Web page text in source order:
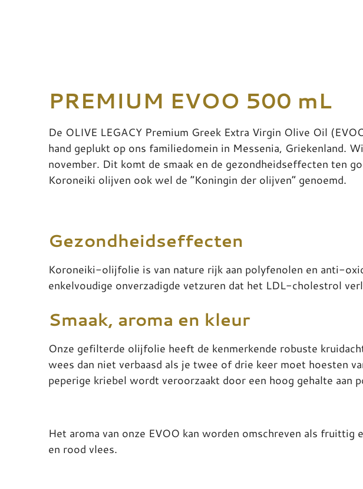
PREMIUM EVOO 500 mL
De OLIVE LEGACY Premium Greek Extra Virgin Olive Oil
hand geplukt op ons familiedomein in Messenia, Griekenland.
november. Dit komt de smaak en de gezondheidseffecten ten
Koroneiki olijven ook wel de “Koningin der olijven” genoemd.
Gezondheidseffecten
Koroneiki-olijfolie is van nature rijk aan polyfenolen en anti-
enkelvoudige onverzadigde vetzuren dat het LDL-cholestrol
Smaak, aroma en kleur
Onze gefilterde olijfolie heeft de kenmerkende robuste
wees dan niet verbaasd als je twee of drie keer moet hoesten
peperige kriebel wordt veroorzaakt door een hoog gehalte aan
Het aroma van onze EVOO kan worden omschreven als fruittig
en rood vlees.